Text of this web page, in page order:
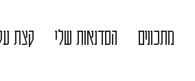
מתכונים הסדנאות שלי קצת